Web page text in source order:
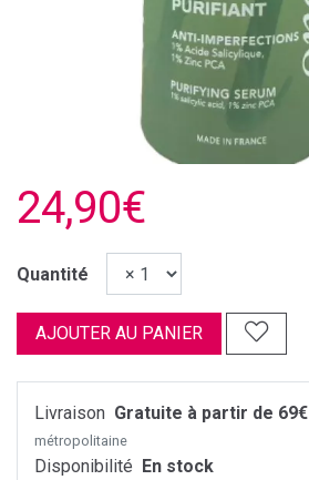
24,90€
Quantité
AJOUTER AU PANIER
Livraison Gratuite à partir de 69€
métropolitaine
Disponibilité En stock